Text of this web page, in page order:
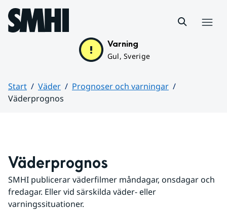
Hoppa till sidans innehåll
Varning
Gul, Sverige
Start Väder
Prognoser och varningar
Väderprognos
Väderprognos
SMHI publicerar väderfilmer måndagar, onsdagar och
fredagar. Eller vid särskilda väder- eller
varningssituationer.